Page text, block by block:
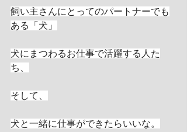
飼い主さんにとってのパートナーでも
ある「犬」
犬にまつわるお仕事で活躍する人た
ち、
そして、
犬と一緒に仕事ができたらいいな。